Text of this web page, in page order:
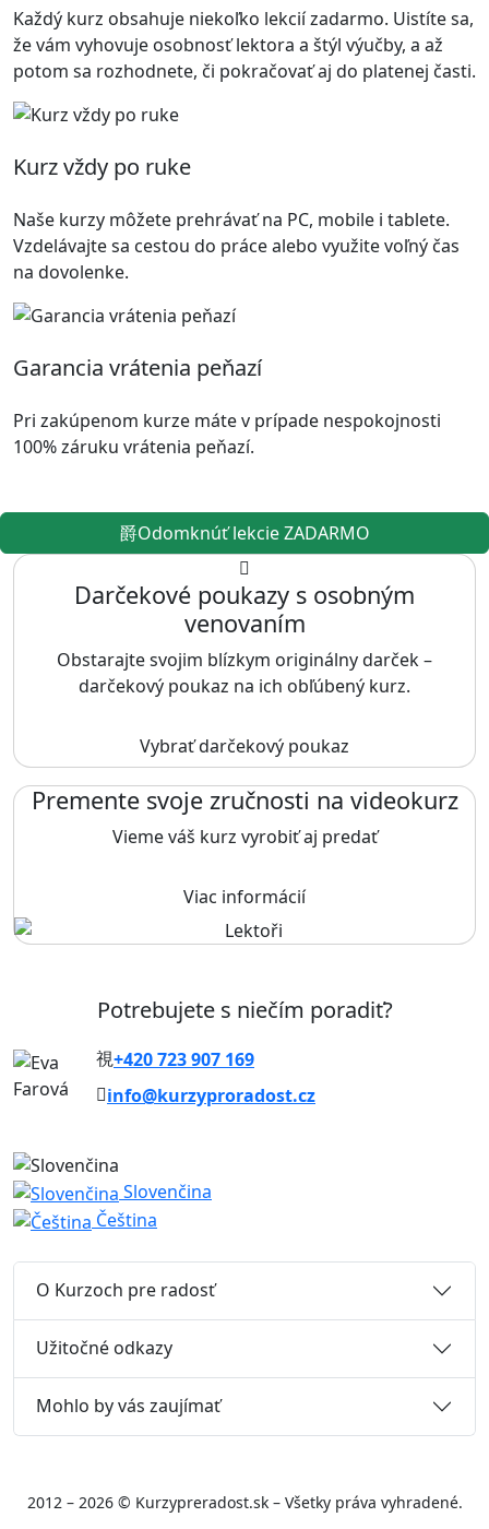
Každý kurz obsahuje niekoľko lekcií zadarmo. Uistíte sa,
že vám vyhovuje osobnosť lektora a štýl výučby, a až
potom sa rozhodnete, či pokračovať aj do platenej časti.
Kurz vždy po ruke
Naše kurzy môžete prehrávať na PC, mobile i tablete.
Vzdelávajte sa cestou do práce alebo využite voľný čas
na dovolenke.
Garancia vrátenia peňazí
Pri zakúpenom kurze máte v prípade nespokojnosti
100% záruku vrátenia peňazí.
Odomknúť lekcie ZADARMO
Darčekové poukazy s osobným
venovaním
Obstarajte svojim blízkym originálny darček –
darčekový poukaz na ich obľúbený kurz.
Vybrať darčekový poukaz
Premente svoje zručnosti na videokurz
Vieme váš kurz vyrobiť aj predať
Viac informácií
Potrebujete s niečím poradiť?
+420 723 907 169
info@kurzyproradost.cz
Slovenčina
Čeština
O Kurzoch pre radosť
Užitočné odkazy
Mohlo by vás zaujímať
2012 – 2026 © Kurzypreradost.sk – Všetky práva vyhradené.